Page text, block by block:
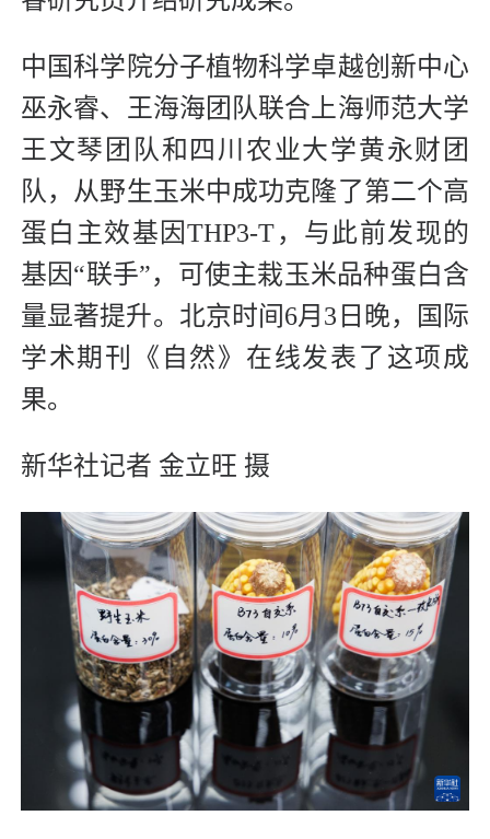
中国科学院分子植物科学卓越创新中心
巫永睿、王海海团队联合上海师范大学
王文琴团队和四川农业大学黄永财团
队，从野生玉米中成功克隆了第二个高
蛋白主效基因THP3-T，与此前发现的
基因“联手”，可使主栽玉米品种蛋白含
量显著提升。北京时间6月3日晚，国际
学术期刊《自然》在线发表了这项成
果。
新华社记者 金立旺 摄